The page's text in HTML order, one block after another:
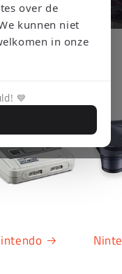
over de
kunnen niet
in onze
💙